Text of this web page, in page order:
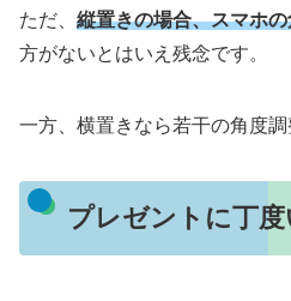
ただ、 縦置きの場合、スマホ
方がないとはいえ残念です。
一方、横置きなら若干の角度調
プレゼントに丁